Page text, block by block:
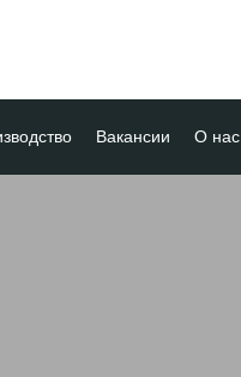
Вакансии О нас